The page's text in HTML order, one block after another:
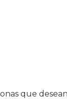
que